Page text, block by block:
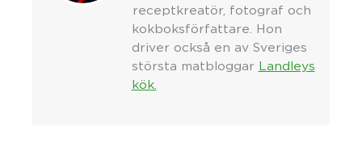
receptkreatör, fotograf och
kokboksförfattare. Hon
driver också en av Sveriges
största matbloggar Landleys
kök.